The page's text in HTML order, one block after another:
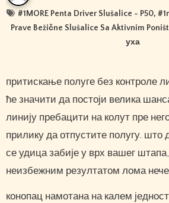
#1MORE Penta Driver Slušalice - P50, #
Prave Bežične Slušalice Sa Aktivnim
уха
притискање полуге без контроле линије на овај начин
ће значити да постоји велика
линију пребацити на колут пре
прилику да отпустите полугу. што
се удица забије у врх вашег
неизбежним резултатом лома
конопац намотана на калем